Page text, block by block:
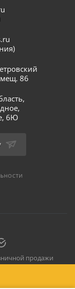
86
6Ю
продажи
посуда